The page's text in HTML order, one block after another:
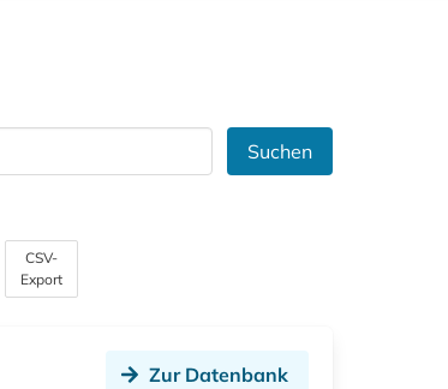
Suchen
CSV-
Export
Zur Datenbank